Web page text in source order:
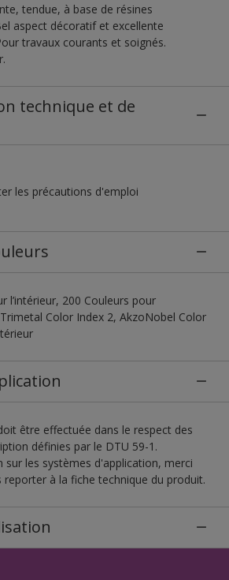
tendue, à base de résines
aspect décoratif et excellente
travaux courants et soignés.
technique et de
les précautions d'emploi
l’intérieur, 200 Couleurs pour
Color Index 2, AkzoNobel Color
être effectuée dans le respect des
définies par le DTU 59-1.
sur les systèmes d'application, merci
reporter à la fiche technique du produit.